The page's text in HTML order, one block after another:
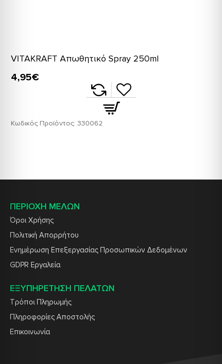
Κωδικός Προϊόντος: 330062
VITAKRAFT Απωθητικό Spray 250ml
4,95€
ΠΕΡΙΟΧΗ ΜΕΛΩΝ
Όροι Χρήσης
Πολιτική Απορρήτου
Ενημέρωση Επεξεργασίας Προσωπικών Δεδομένων
GDPR Εργαλεία
ΕΞΥΠΗΡΕΤΗΣΗ ΠΕΛΑΤΩΝ
Τρόποι Πληρωμής
Πληροφορίες Αποστολής
Επικοινωνία